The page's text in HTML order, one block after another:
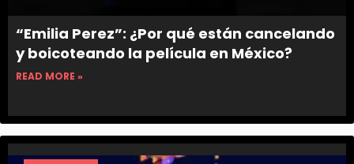
“Emilia Perez”: ¿Por qué están cancelando
y boicoteando la película en México?
READ MORE »